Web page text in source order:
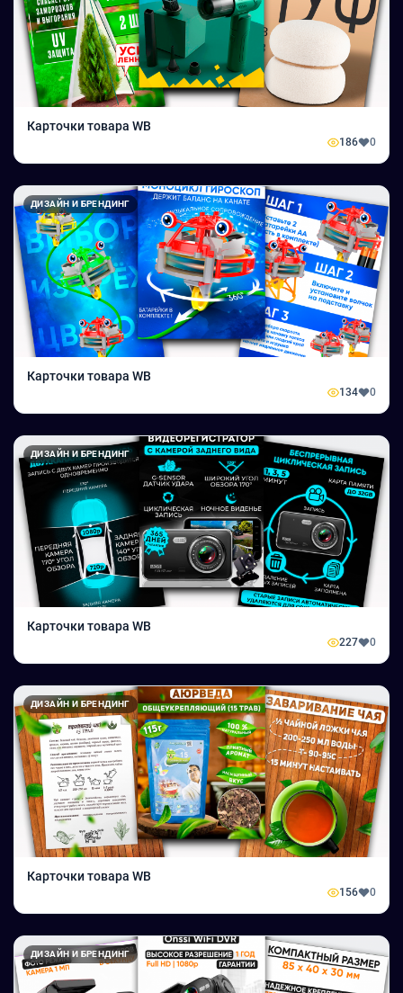
Карточки товара WB
186 0
ДИЗАЙН И БРЕНДИНГ
Карточки товара WB
134 0
ДИЗАЙН И БРЕНДИНГ
Карточки товара WB
227 0
ДИЗАЙН И БРЕНДИНГ
Карточки товара WB
156 0
ДИЗАЙН И БРЕНДИНГ